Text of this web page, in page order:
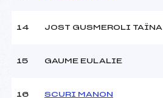
Ouvreurs E :
14 JOST GUSMEROLI TAÏNA
15 GAUME EULALIE
16 SCURI MANON